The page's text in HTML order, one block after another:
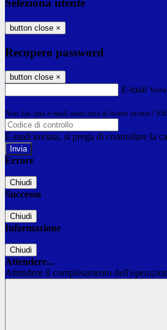
Seleziona utente
button close ×
Recupero password
button close ×
E-mail
Non hai una e-mail associata al nome utente?
E-mail inviata, si prega di controllare la
Errore
Chiudi
Successo
Chiudi
Informazione
Chiudi
Attendere...
Attendere il completamento